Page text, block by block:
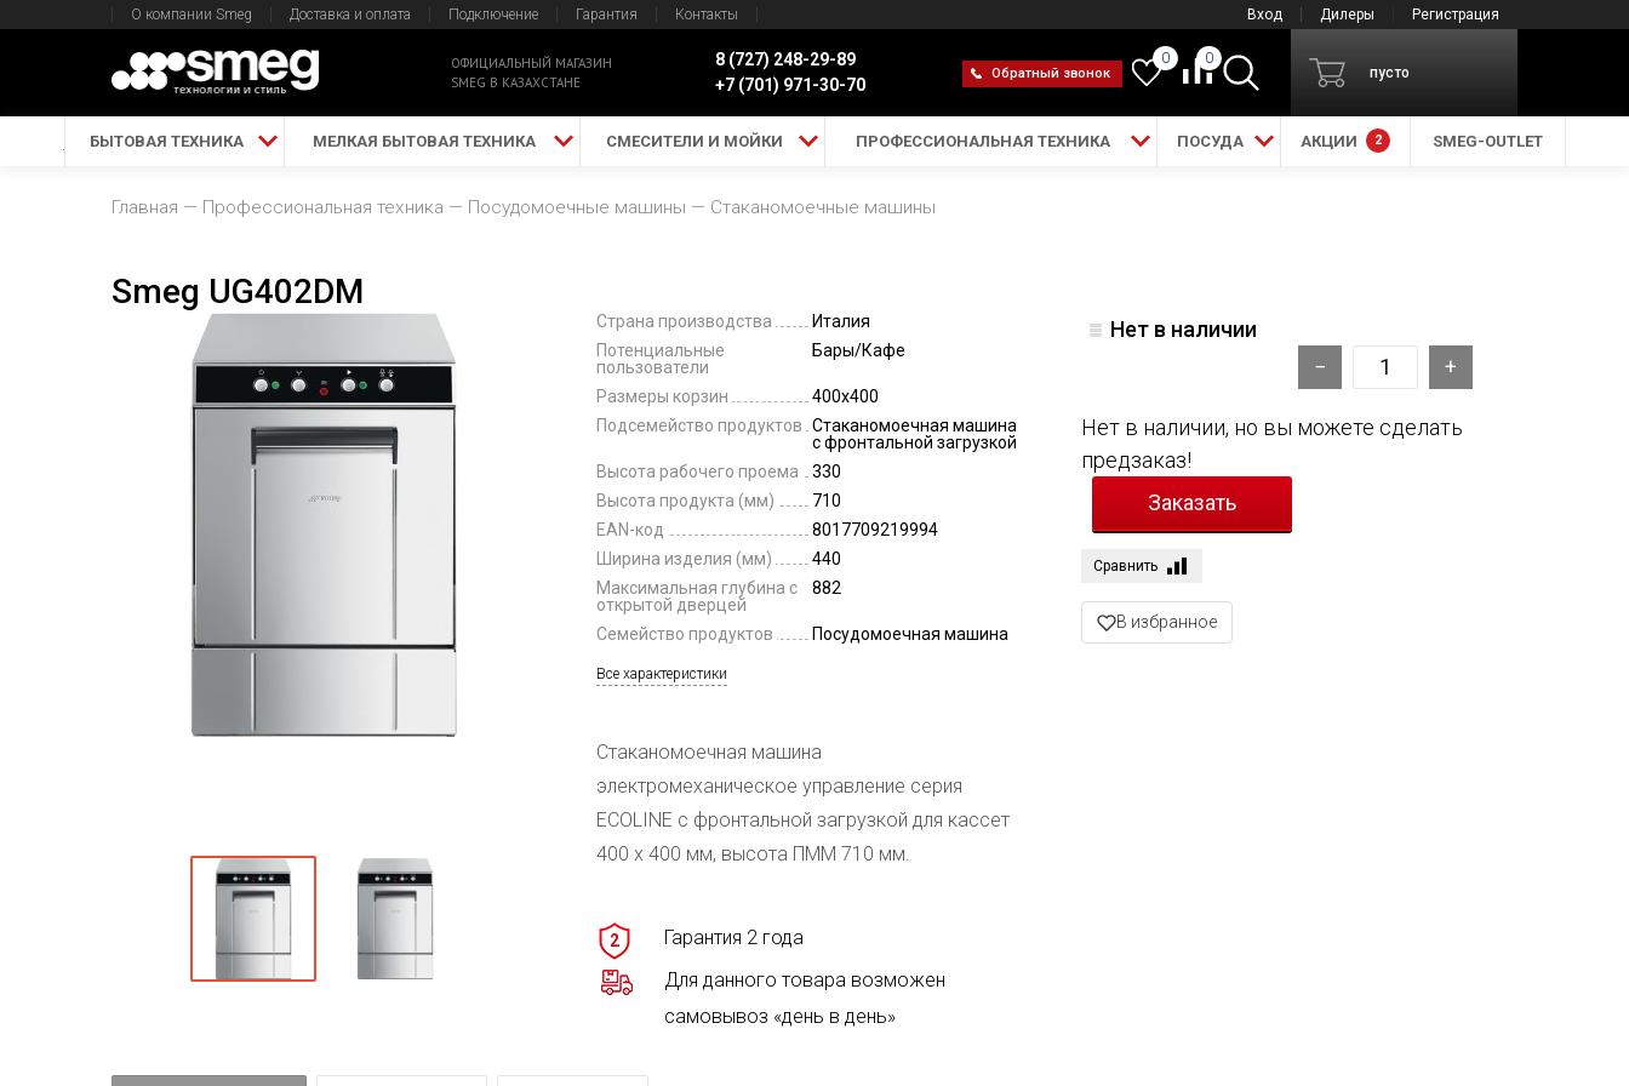
Вход Дилеры Регистрация
О компании Smeg Доставка и оплата Подключение Гарантия Контакты
ОФИЦИАЛЬНЫЙ МАГАЗИН
SMEG В КАЗАХСТАНЕ
8 (727) 248-29-89
+7 (701) 971-30-70
Обратный звонок
0
0
пусто
БЫТОВАЯ ТЕХНИКА МЕЛКАЯ БЫТОВАЯ ТЕХНИКА СМЕСИТЕЛИ И МОЙКИ ПРОФЕССИОНАЛЬНАЯ ТЕХНИКА ПОСУДА АКЦИИ 2 SMEG-OUTLET
Главная Профессиональная техника Посудомоечные машины Стаканомоечные машины
Smeg UG402DM
Страна производства
Италия
Потенциальные
пользователи
Бары/Кафе
Размеры корзин
400x400
Подсемейство продуктов Стаканомоечная машина
с фронтальной загрузкой
Высота рабочего проема
330
Высота продукта (мм)
710
EAN-код
8017709219994
Ширина изделия (мм)
440
Максимальная глубина с
открытой дверцей
882
Семейство продуктов Посудомоечная машина
Все характеристики
Стаканомоечная машина
электромеханическое управление серия
ECOLINE с фронтальной загрузкой для кассет
400 х 400 мм, высота ПММ 710 мм.
2
Гарантия 2 года
Для данного товара возможен
самовывоз «день в день»
Нет в наличии
Нет в наличии, но вы можете сделать
предзаказ!
Сравнить
В избранное